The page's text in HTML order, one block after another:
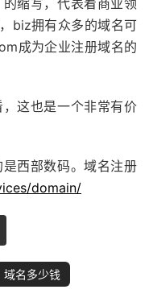
biz拥有众多的域名可
成为企业注册域名的
这也是一个非常有价
西部数码。域名注册
domain/
域名多少钱